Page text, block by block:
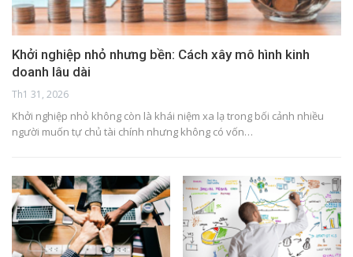
Khởi nghiệp nhỏ nhưng bền: Cách xây mô hình kinh
doanh lâu dài
Th1 31, 2026
Khởi nghiệp nhỏ không còn là khái niệm xa lạ trong bối cảnh nhiều
người muốn tự chủ tài chính nhưng không có vốn…